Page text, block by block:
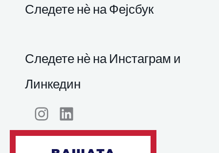
Следете нѐ на Фејсбук
Следете нѐ на Инстаграм и
Линкедин